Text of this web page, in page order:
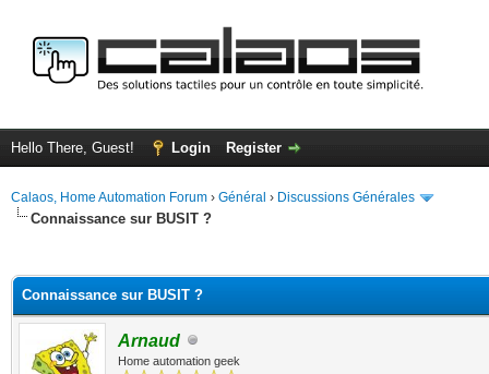
Hello There, Guest! Login Register
Calaos, Home Automation Forum › Général › Discussions Générales
Connaissance sur BUSIT ?
Connaissance sur BUSIT ?
Arnaud
Home automation geek